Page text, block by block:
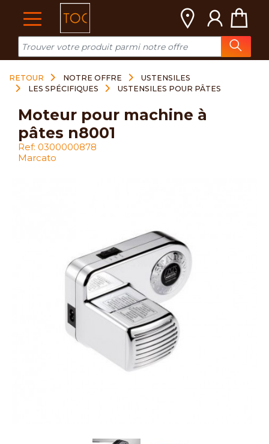
RETOUR NOTRE OFFRE
USTENSILES
LES SPÉCIFIQUES
USTENSILES POUR PÂTES
moteur pour machine à
pâtes n8001
Ref: 0300000878
Marcato
Cookies management panel